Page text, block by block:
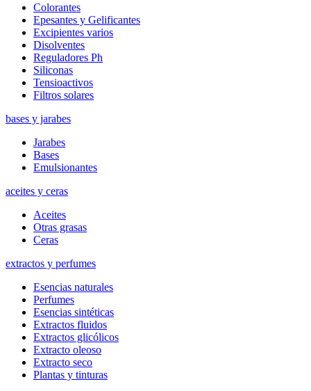
Colorantes
Epesantes y Gelificantes
Excipientes varios
Disolventes
Reguladores Ph
Siliconas
Tensioactivos
Filtros solares
bases y jarabes
Jarabes
Bases
Emulsionantes
aceites y ceras
Aceites
Otras grasas
Ceras
extractos y perfumes
Esencias naturales
Perfumes
Esencias sintéticas
Extractos fluidos
Extractos glicólicos
Extracto oleoso
Extracto seco
Plantas y tinturas